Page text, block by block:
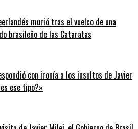
murió tras el vuelco de una
brasileño de las Cataratas
con ironía a los insultos de Javier
ese tipo?»